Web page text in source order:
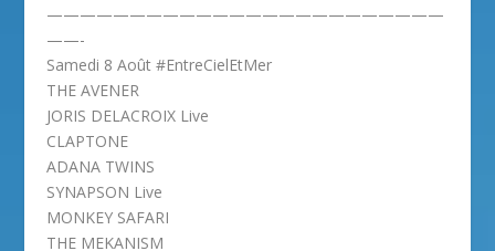
————————————————————————
——-
Samedi 8 Août #EntreCielEtMer
THE AVENER
JORIS DELACROIX Live
CLAPTONE
ADANA TWINS
SYNAPSON Live
MONKEY SAFARI
THE MEKANISM